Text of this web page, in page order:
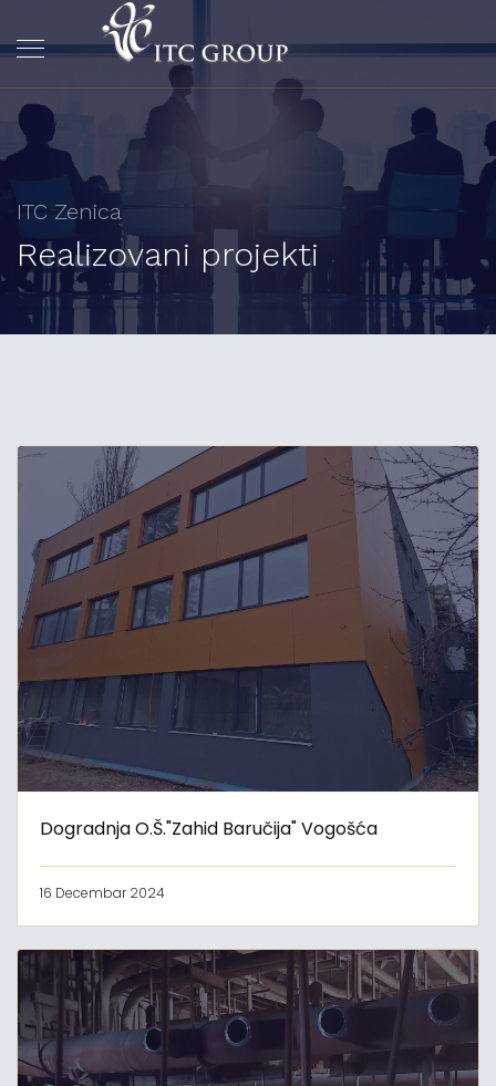
ITC Zenica
Realizovani projekti
Dogradnja O.Š."Zahid Baručija" Vogošća
16 Decembar 2024